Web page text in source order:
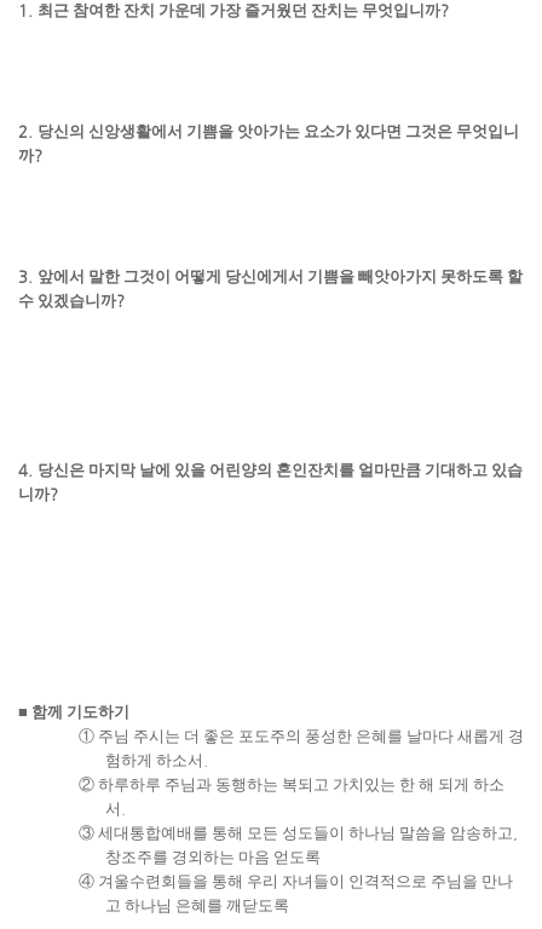
1. 최근 참여한 잔치 가운데 가장 즐거웠던 잔치는 무엇입니까?
2. 당신의 신앙생활에서 기쁨을 앗아가는 요소가 있다면 그것은 무엇입니
까?
3. 앞에서 말한 그것이 어떻게 당신에게서 기쁨을 빼앗아가지 못하도록 할
수 있겠습니까?
4. 당신은 마지막 날에 있을 어린양의 혼인잔치를 얼마만큼 기대하고 있습
니까?
■ 함께 기도하기
① 주님 주시는 더 좋은 포도주의 풍성한 은혜를 날마다 새롭게 경
험하게 하소서
② 하루하루 주님과 동행하는 복되고 가치있는 한 해 되게 하소
서
③ 세대통합예배를 통해 모든 성도들이 하나님 말씀을 암송하고
창조주를 경외하는 마음 얻도록
④ 겨울수련회들을 통해 우리 자녀들이 인격적으로 주님을 만나
고 하나님 은혜를 깨닫도록